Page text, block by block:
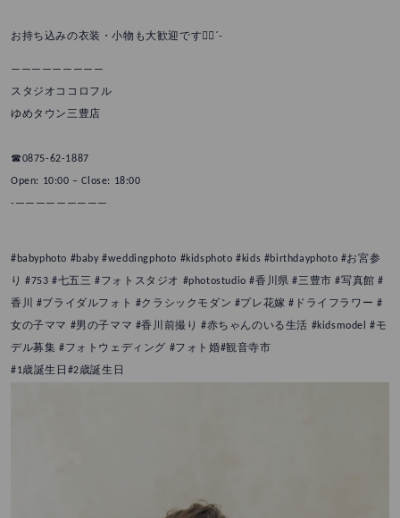
お持ち込みの衣装・小物も大歓迎です✊🏼ˊ˗
—————————
スタジオココロフル
ゆめタウン三豊店
☎︎0875-62-1887
Open: 10:00 – Close: 18:00
-—————————
#babyphoto #baby #weddingphoto #kidsphoto #kids #birthdayphoto #お宮参
り #753 #七五三 #フォトスタジオ #photostudio #香川県 #三豊市 #写真館 #
香川 #ブライダルフォト #クラシックモダン #プレ花嫁 #ドライフラワー #
女の子ママ #男の子ママ #香川前撮り #赤ちゃんのいる生活 #kidsmodel #モ
デル募集 #フォトウェディング #フォト婚#観音寺市
#1歳誕生日#2歳誕生日